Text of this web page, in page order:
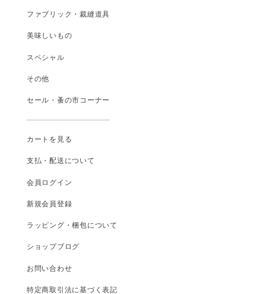
ファブリック・裁縫道具
美味しいもの
スペシャル
その他
セール・蚤の市コーナー
カートを見る
支払 ・配送について
会員ログイン
新規会員登録
ラッピング・梱包について
ショップブログ
お問い合わせ
特定商取引法に基づく表記